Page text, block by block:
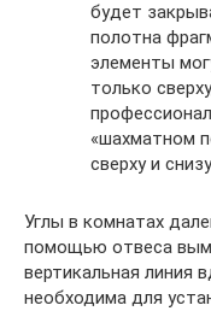
будет
полотна
элементы
только
«шахматном
сверху и
Углы в комнатах
помощью отвеса
вертикальная линия
необходима для